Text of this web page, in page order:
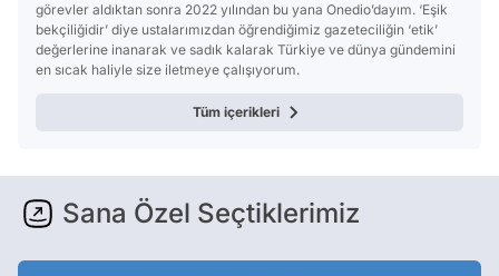
görevler aldıktan sonra 2022 yılından bu yana Onedio’dayım. ‘Eşik
bekçiliğidir’ diye ustalarımızdan öğrendiğimiz gazeteciliğin ‘etik’
değerlerine inanarak ve sadık kalarak Türkiye ve dünya gündemini
en sıcak haliyle size iletmeye çalışıyorum.
Tüm içerikleri
Sana Özel Seçtiklerimiz